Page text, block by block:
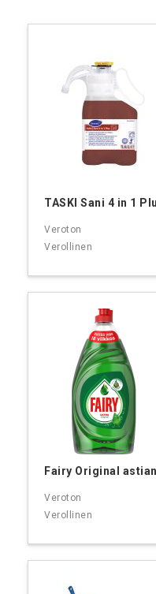
TASKI Sani 4 in 1
Fairy Original